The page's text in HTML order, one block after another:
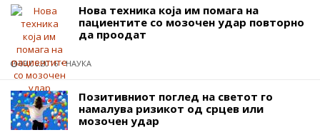
Нова техника која им помага на
пациентите со мозочен удар повторно
да проодат
09.06.2016 НАУКА
Позитивниот поглед на светот го
намалува ризикот од срцев или
мозочен удар